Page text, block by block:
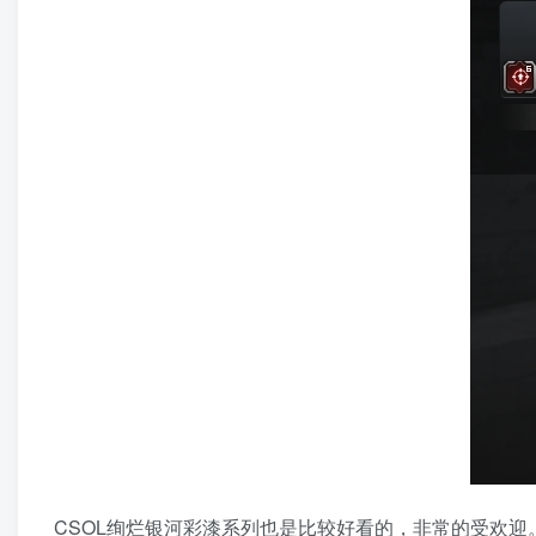
CSOL绚烂银河彩漆系列也是比较好看的，非常的受欢迎